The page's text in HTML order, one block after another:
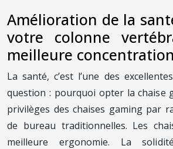
Amélioration de la
votre colonne
meilleure concentration
La santé, c’est l’une des
question : pourquoi opter la chaise
privilèges des chaises gaming par
de bureau traditionnelles. Les
meilleure ergonomie. La